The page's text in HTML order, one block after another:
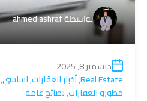
بواسطةahmed ashraf
ديسمبر 8, 2025
Real Estate
,أخبار العقارات,اساسي,
مطورو العقارات,نصائح عامة